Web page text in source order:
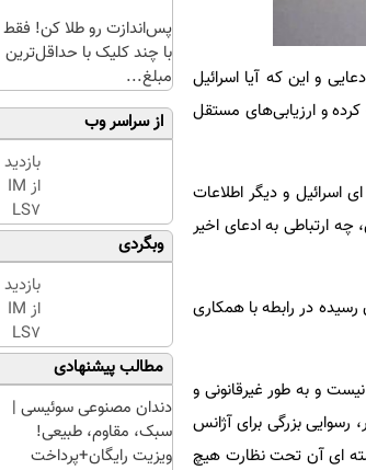
و این که آیا اسرائيل
و ارزیابی‌های مستقل
ای اسرائیل و دیگر اطلاعات
ارتباطی به ادعای اخیر
در رابطه با همکاری
و به طور غیرقانونی و
بزرگی برای آژانس
ای آن تحت نظارت هیچ
پس‌اندازت رو طلا کن! فقط
با چند کلیک با حداقل‌ترین
مبلغ...
از سراسر وب
بازدید
از IM
LS7
لوکس
ترین
شاسی
بلند
برقی
ایران
در
باشگاه
انقلاب
وبگردی
بازدید
از IM
LS7
لوکس
ترین
شاسی
بلند
برقی
مطالب پیشنهادی
دندان مصنوعی سوئیسی |
سبک، مقاوم، طبیعی!
ویزیت رایگان+پرداخت